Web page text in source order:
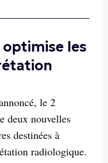
les
le 2
deux nouvelles
destinées à
radiologique.